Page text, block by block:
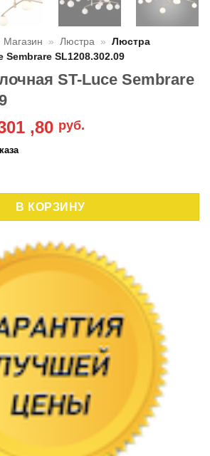
Магазин » Люстра »
Люстра
Sembrare SL1208.302.09
ST-Luce Sembrare
руб..
,80 руб.
Люстра потолочная ST-Luce Sembrare
В КОРЗИНУ